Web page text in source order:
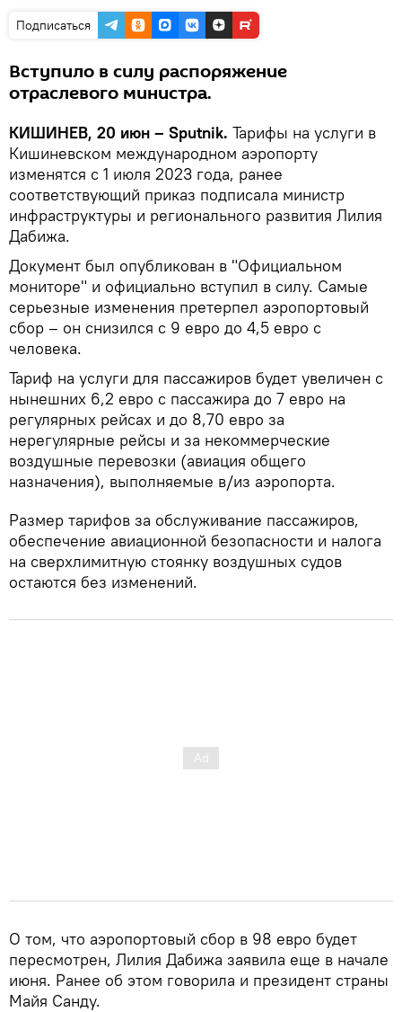
Подписаться
Вступило в силу распоряжение
отраслевого министра.
КИШИНЕВ, 20 июн – Sputnik. Тарифы на услуги в
Кишиневском международном аэропорту
изменятся с 1 июля 2023 года, ранее
соответствующий приказ подписала министр
инфраструктуры и регионального развития Лилия
Дабижа.
Документ был опубликован в "Официальном
мониторе" и официально вступил в силу. Самые
серьезные изменения претерпел аэропортовый
сбор – он снизился с 9 евро до 4,5 евро с
человека.
Тариф на услуги для пассажиров будет увеличен с
нынешних 6,2 евро с пассажира до 7 евро на
регулярных рейсах и до 8,70 евро за
нерегулярные рейсы и за некоммерческие
воздушные перевозки (авиация общего
назначения), выполняемые в/из аэропорта.
Размер тарифов за обслуживание пассажиров,
обеспечение авиационной безопасности и налога
на сверхлимитную стоянку воздушных судов
остаются без изменений.
О том, что аэропортовый сбор в 98 евро будет
пересмотрен, Лилия Дабижа заявила еще в начале
июня. Ранее об этом говорила и президент страны
Майя Санду.